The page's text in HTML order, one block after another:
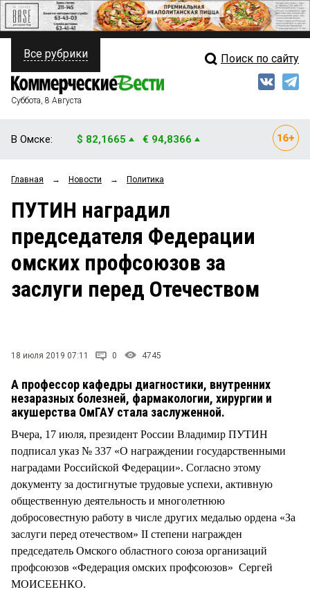
ПОЛИТИКА
ФИНАНСЫ
ОБЩЕСТВО
ЗАКОН
НОВОСТИ КОМПАНИЙ
Свежий выпуск
Блоги
Архив
Все рубрики Поиск по сайту
Суббота, 8 Августа
В Омске: $ 82,1665 € 94,8366
Главная → Новости → Политика
ПУТИН наградил
председателя Федерации
омских профсоюзов за
заслуги перед Отечеством
18 июля 2019 07:11 0 4745
А профессор кафедры диагностики, внутренних
незаразных болезней, фармакологии, хирургии и
акушерства ОмГАУ стала заслуженной.
Вчера, 17 июля, президент России Владимир ПУТИН
подписал указ № 337 «О награждении государственными
наградами Российской Федерации». Согласно этому
документу за достигнутые трудовые успехи, активную
общественную деятельность и многолетнюю
добросовестную работу в числе других медалью ордена «За
заслуги перед отечеством» II степени награжден
председатель Омского областного союза организаций
профсоюзов «Федерация омских профсоюзов» Сергей
МОИСЕЕНКО.